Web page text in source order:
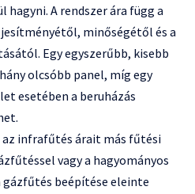
hagyni. A rendszer ára függ a
minőségétől és a
Egy egyszerűbb, kisebb
olcsóbb panel, míg egy
esetében a beruházás
infrafűtés árait más fűtési
vagy a hagyományos
beépítése eleinte